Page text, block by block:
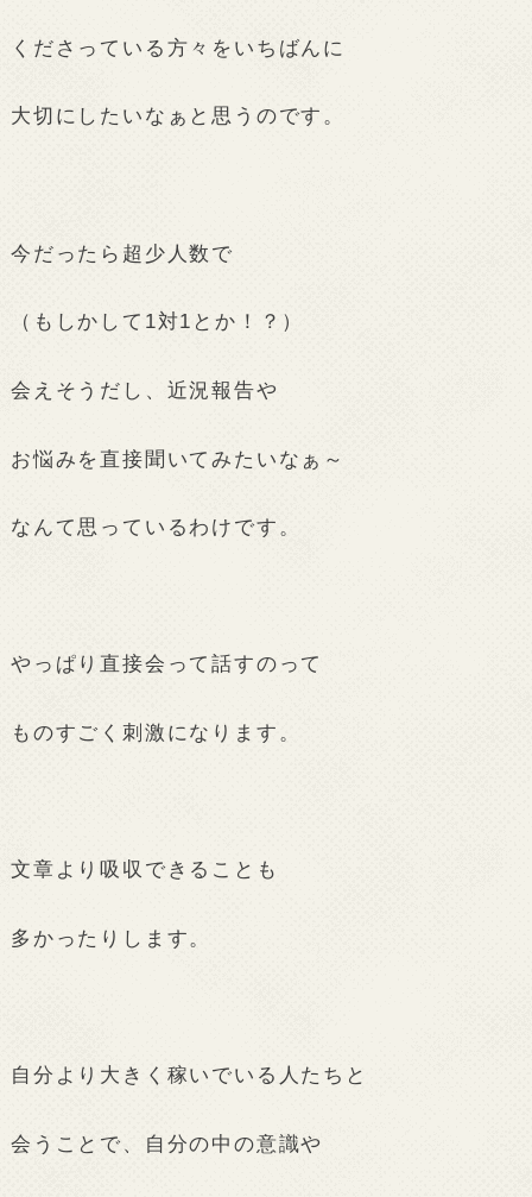
くださっている方々をいちばんに
大切にしたいなぁと思うのです。
今だったら超少人数で
（もしかして1対1とか！？）
会えそうだし、近況報告や
お悩みを直接聞いてみたいなぁ～
なんて思っているわけです。
やっぱり直接会って話すのって
ものすごく刺激になります。
文章より吸収できることも
多かったりします。
自分より大きく稼いでいる人たちと
会うことで、自分の中の意識や